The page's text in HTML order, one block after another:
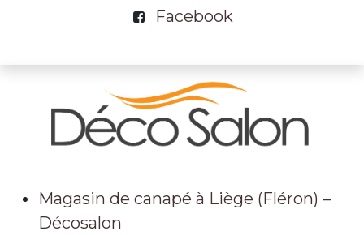
Facebook
Magasin de canapé à Liège (Fléron) –
Décosalon